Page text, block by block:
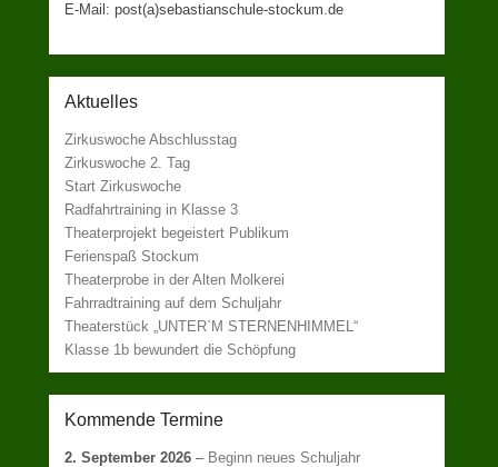
E-Mail: post(a)sebastianschule-stockum.de
Aktuelles
Zirkuswoche Abschlusstag
Zirkuswoche 2. Tag
Start Zirkuswoche
Radfahrtraining in Klasse 3
Theaterprojekt begeistert Publikum
Ferienspaß Stockum
Theaterprobe in der Alten Molkerei
Fahrradtraining auf dem Schuljahr
Theaterstück „UNTER`M STERNENHIMMEL“
Klasse 1b bewundert die Schöpfung
Kommende Termine
2. September 2026 – Beginn neues Schuljahr